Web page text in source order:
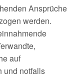
Ansprüche
werden.
auf
und notfalls